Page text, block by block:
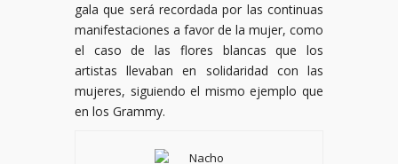
gala que será recordada por las continuas
manifestaciones a favor de la mujer, como
el caso de las flores blancas que los
artistas llevaban en solidaridad con las
mujeres, siguiendo el mismo ejemplo que
en los Grammy.